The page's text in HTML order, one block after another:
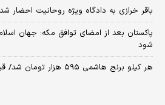
باقر خرازی به دادگاه ویژه روحانیت احضار
پاکستان بعد از امضای توافق مکه: جهان
شود
هر کیلو برنج هاشمی ۵۹۵ هزار تومان شد/ قیمت جدید برنج در بازار